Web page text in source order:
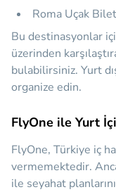
Roma Uçak
Bu destinasyonlar
üzerinden
bulabilirsiniz. Yurt
organize edin.
FlyOne ile Yurt
FlyOne, Türkiye iç
vermemektedir.
ile seyahat